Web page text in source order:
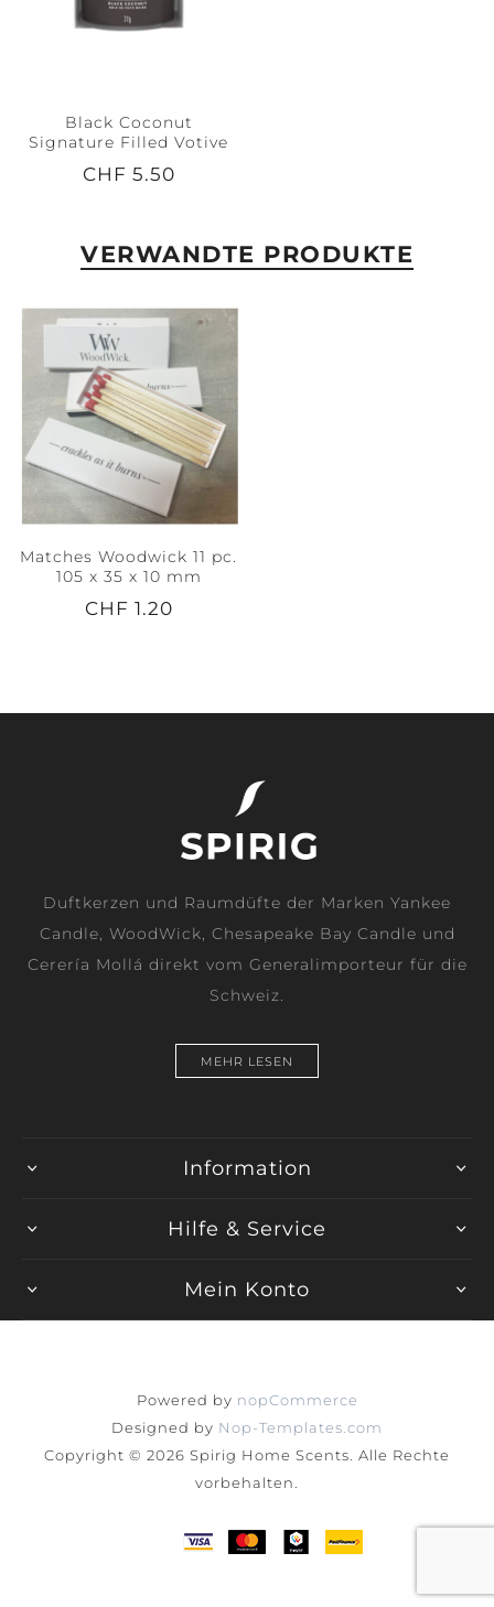
Black Coconut
Signature Filled Votive
CHF 5.50
VERWANDTE PRODUKTE
Matches Woodwick 11 pc.
105 x 35 x 10 mm
CHF 1.20
Duftkerzen und Raumdüfte der Marken Yankee
Candle, WoodWick, Chesapeake Bay Candle und
Cerería Mollá direkt vom Generalimporteur für die
Schweiz.
MEHR LESEN
Information
Hilfe & Service
Mein Konto
Powered by nopCommerce
Designed by Nop-Templates.com
Copyright © 2026 Spirig Home Scents. Alle Rechte
vorbehalten.